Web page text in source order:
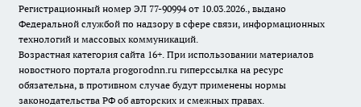
Регистрационный номер ЭЛ 77-90994 от 10.03.2026., выдано
Федеральной службой по надзору в сфере связи, информационных
технологий и массовых коммуникаций.
Возрастная категория сайта 16+. При использовании материалов
новостного портала progorodnn.ru гиперссылка на ресурс
обязательна, в противном случае будут применены нормы
законодательства РФ об авторских и смежных правах.